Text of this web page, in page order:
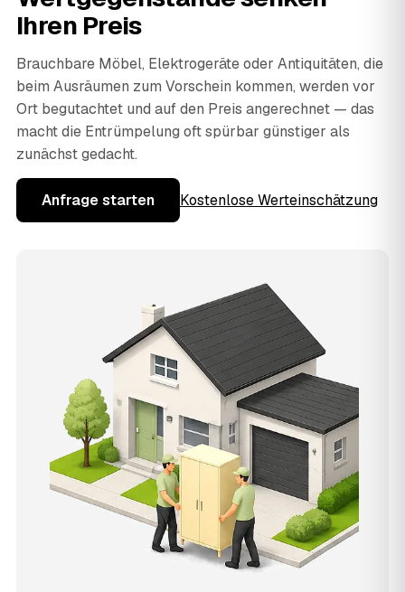
Ihren Preis
Brauchbare Möbel, Elektrogeräte oder Antiquitäten, die
beim Ausräumen zum Vorschein kommen, werden vor
Ort begutachtet und auf den Preis angerechnet — das
macht die Entrümpelung oft spürbar günstiger als
zunächst gedacht.
Anfrage starten Kostenlose Werteinschätzung